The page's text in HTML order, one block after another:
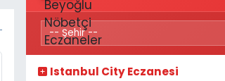
Istanbul City Eczanesi